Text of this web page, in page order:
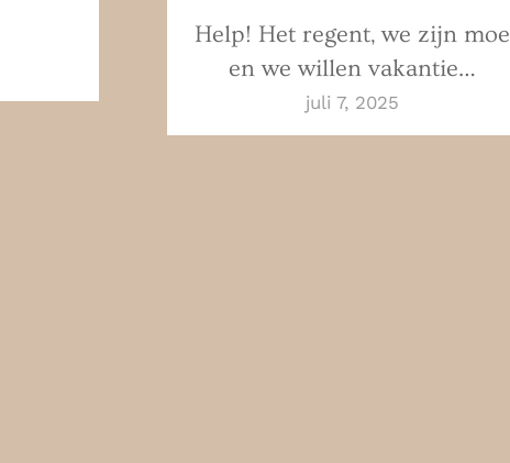
Help! Het regent, we zijn moe
en we willen vakantie…
juli 7, 2025